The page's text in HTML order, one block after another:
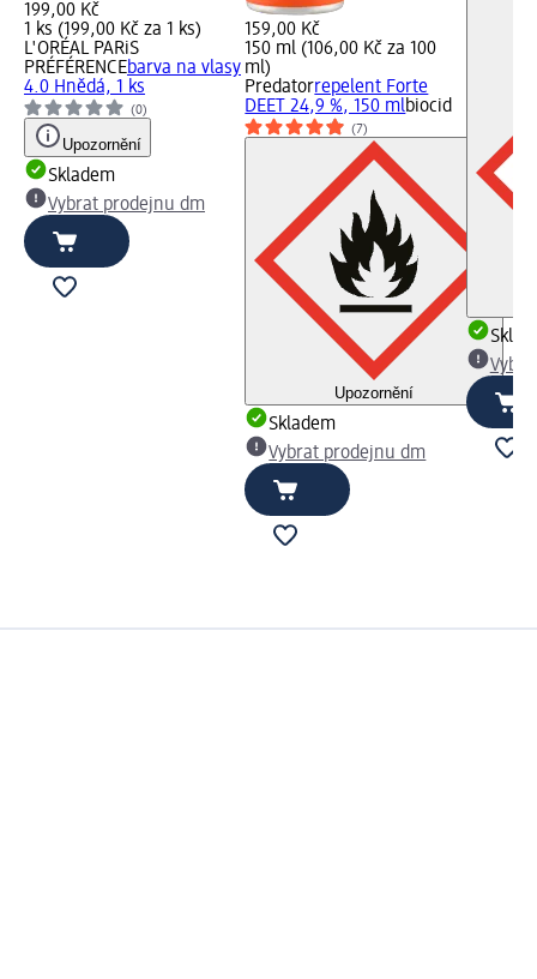
199,00 Kč
1 ks (199,00 Kč za 1 ks)
L'ORÉAL PARiS
PRÉFÉRENCEbarva na vlasy
4.0 Hnědá, 1 ks
(0)
Upozornění
Skladem
Vybrat prodejnu dm
159,00 Kč
150 ml (106,00 Kč za 100
ml)
Predatorrepelent Forte
DEET 24,9 %, 150 mlbiocid
(7)
Upozornění
Skladem
Vybrat prodejnu dm